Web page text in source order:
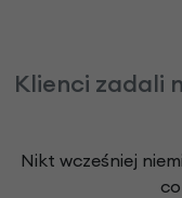
Klienci zadali
Nikt wcześniej